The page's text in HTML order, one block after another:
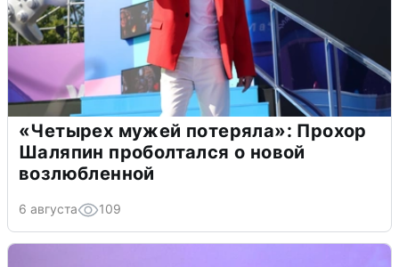
«Четырех мужей потеряла»: Прохор
Шаляпин проболтался о новой
возлюбленной
6 августа 109